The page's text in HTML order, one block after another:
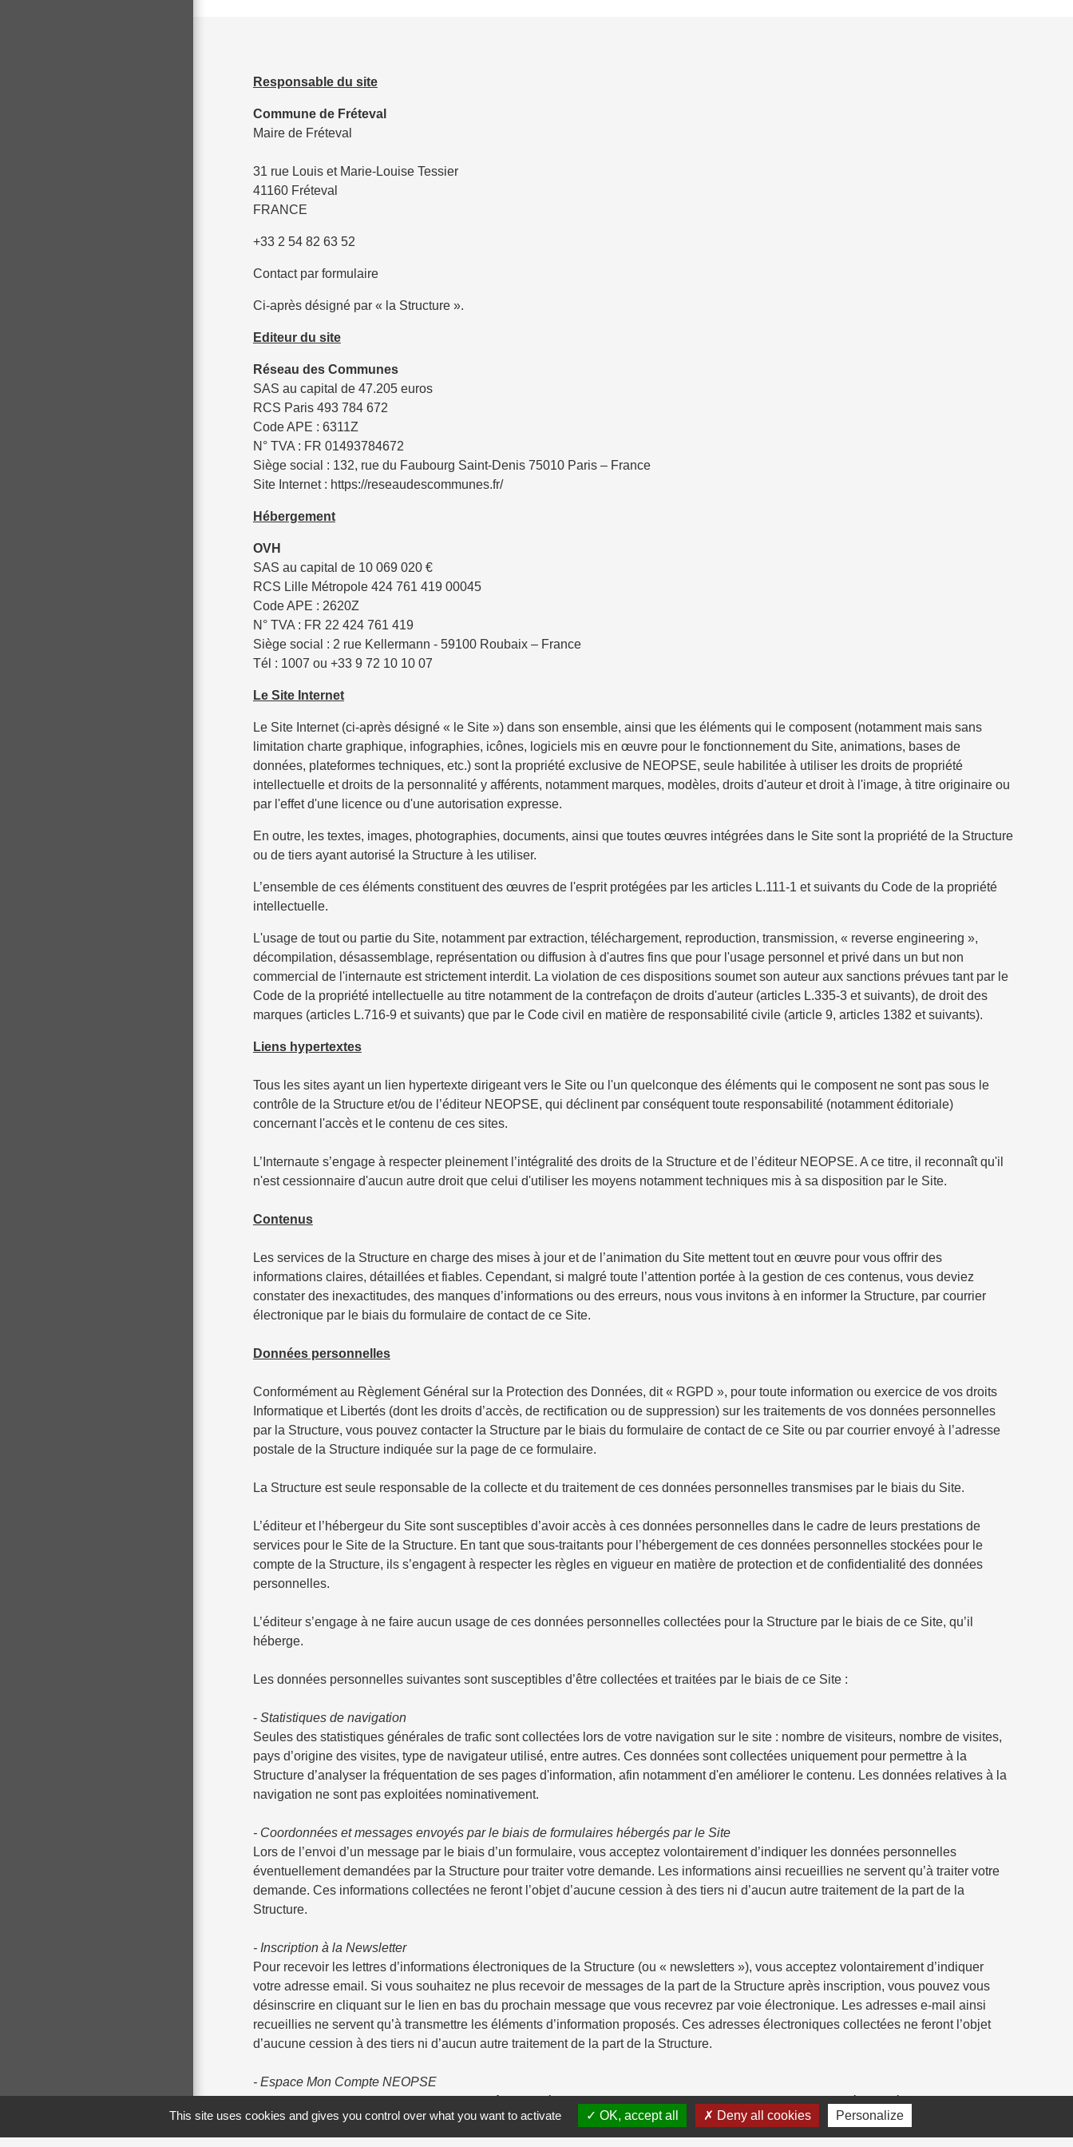
Responsable du site
Commune de Fréteval
Maire de Fréteval
31 rue Louis et Marie-Louise Tessier
41160 Fréteval
FRANCE
+33 2 54 82 63 52
Contact par formulaire
Ci-après désigné par « la Structure ».
Editeur du site
Réseau des Communes
SAS au capital de 47.205 euros
RCS Paris 493 784 672
Code APE : 6311Z
N° TVA : FR 01493784672
Siège social : 132, rue du Faubourg Saint-Denis 75010 Paris – France
Site Internet : https://reseaudescommunes.fr/
Hébergement
OVH
SAS au capital de 10 069 020 €
RCS Lille Métropole 424 761 419 00045
Code APE : 2620Z
N° TVA : FR 22 424 761 419
Siège social : 2 rue Kellermann - 59100 Roubaix – France
Tél : 1007 ou +33 9 72 10 10 07
Le Site Internet
Le Site Internet (ci-après désigné « le Site ») dans son ensemble, ainsi que les éléments qui le composent (notamment mais sans
limitation charte graphique, infographies, icônes, logiciels mis en œuvre pour le fonctionnement du Site, animations, bases de
données, plateformes techniques, etc.) sont la propriété exclusive de NEOPSE, seule habilitée à utiliser les droits de propriété
intellectuelle et droits de la personnalité y afférents, notamment marques, modèles, droits d'auteur et droit à l'image, à titre originaire ou
par l'effet d'une licence ou d'une autorisation expresse.
En outre, les textes, images, photographies, documents, ainsi que toutes œuvres intégrées dans le Site sont la propriété de la Structure
ou de tiers ayant autorisé la Structure à les utiliser.
L’ensemble de ces éléments constituent des œuvres de l'esprit protégées par les articles L.111-1 et suivants du Code de la propriété
intellectuelle.
L'usage de tout ou partie du Site, notamment par extraction, téléchargement, reproduction, transmission, « reverse engineering »,
décompilation, désassemblage, représentation ou diffusion à d'autres fins que pour l'usage personnel et privé dans un but non
commercial de l'internaute est strictement interdit. La violation de ces dispositions soumet son auteur aux sanctions prévues tant par le
Code de la propriété intellectuelle au titre notamment de la contrefaçon de droits d'auteur (articles L.335-3 et suivants), de droit des
marques (articles L.716-9 et suivants) que par le Code civil en matière de responsabilité civile (article 9, articles 1382 et suivants).
Liens hypertextes
Tous les sites ayant un lien hypertexte dirigeant vers le Site ou l'un quelconque des éléments qui le composent ne sont pas sous le
contrôle de la Structure et/ou de l’éditeur NEOPSE, qui déclinent par conséquent toute responsabilité (notamment éditoriale)
concernant l'accès et le contenu de ces sites.
L’Internaute s’engage à respecter pleinement l’intégralité des droits de la Structure et de l’éditeur NEOPSE. A ce titre, il reconnaît qu'il
n'est cessionnaire d'aucun autre droit que celui d'utiliser les moyens notamment techniques mis à sa disposition par le Site.
Contenus
Les services de la Structure en charge des mises à jour et de l’animation du Site mettent tout en œuvre pour vous offrir des
informations claires, détaillées et fiables. Cependant, si malgré toute l’attention portée à la gestion de ces contenus, vous deviez
constater des inexactitudes, des manques d’informations ou des erreurs, nous vous invitons à en informer la Structure, par courrier
électronique par le biais du formulaire de contact de ce Site.
Données personnelles
Conformément au Règlement Général sur la Protection des Données, dit « RGPD », pour toute information ou exercice de vos droits
Informatique et Libertés (dont les droits d’accès, de rectification ou de suppression) sur les traitements de vos données personnelles
par la Structure, vous pouvez contacter la Structure par le biais du formulaire de contact de ce Site ou par courrier envoyé à l’adresse
postale de la Structure indiquée sur la page de ce formulaire.
La Structure est seule responsable de la collecte et du traitement de ces données personnelles transmises par le biais du Site.
L’éditeur et l’hébergeur du Site sont susceptibles d’avoir accès à ces données personnelles dans le cadre de leurs prestations de
services pour le Site de la Structure. En tant que sous-traitants pour l’hébergement de ces données personnelles stockées pour le
compte de la Structure, ils s’engagent à respecter les règles en vigueur en matière de protection et de confidentialité des données
personnelles.
L’éditeur s’engage à ne faire aucun usage de ces données personnelles collectées pour la Structure par le biais de ce Site, qu’il
héberge.
Les données personnelles suivantes sont susceptibles d’être collectées et traitées par le biais de ce Site :
- Statistiques de navigation
Seules des statistiques générales de trafic sont collectées lors de votre navigation sur le site : nombre de visiteurs, nombre de visites,
pays d’origine des visites, type de navigateur utilisé, entre autres. Ces données sont collectées uniquement pour permettre à la
Structure d’analyser la fréquentation de ses pages d'information, afin notamment d'en améliorer le contenu. Les données relatives à la
navigation ne sont pas exploitées nominativement.
- Coordonnées et messages envoyés par le biais de formulaires hébergés par le Site
Lors de l’envoi d’un message par le biais d’un formulaire, vous acceptez volontairement d’indiquer les données personnelles
éventuellement demandées par la Structure pour traiter votre demande. Les informations ainsi recueillies ne servent qu’à traiter votre
demande. Ces informations collectées ne feront l’objet d’aucune cession à des tiers ni d’aucun autre traitement de la part de la
Structure.
- Inscription à la Newsletter
Pour recevoir les lettres d’informations électroniques de la Structure (ou « newsletters »), vous acceptez volontairement d’indiquer
votre adresse email. Si vous souhaitez ne plus recevoir de messages de la part de la Structure après inscription, vous pouvez vous
désinscrire en cliquant sur le lien en bas du prochain message que vous recevrez par voie électronique. Les adresses e-mail ainsi
recueillies ne servent qu’à transmettre les éléments d’information proposés. Ces adresses électroniques collectées ne feront l’objet
d’aucune cession à des tiers ni d’aucun autre traitement de la part de la Structure.
- Espace Mon Compte NEOPSE
L’Espace Mon Compte NEOPSE, qui peut être utilisé pour la contribution sur le Site selon les fonctionnalités activées par la Structure,
fait l’objet de Conditions Générales d’Utilisation dédiées, proposées avant toute inscription.
This site uses cookies and gives you control over what you want to activate OK, accept all Deny all cookies Personalize